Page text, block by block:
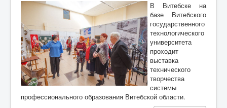
В Витебске на
базе Витебского
государственного
технологического
университета
проходит
выставка
технического
творчества
системы
профессионального образования Витебской области.